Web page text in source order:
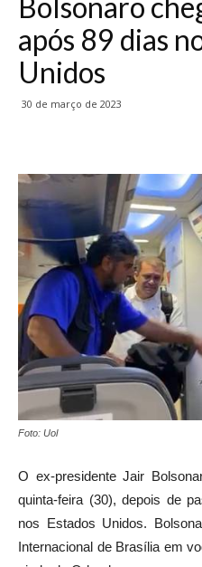
após 89 dias
Unidos
30 de março de 2023
Foto: Uol
O ex-presidente Jair
quinta-feira (30), depois de
nos Estados Unidos.
Internacional de Brasília em